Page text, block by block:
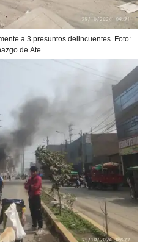
a 3 presuntos delincuentes. Foto:
de Ate